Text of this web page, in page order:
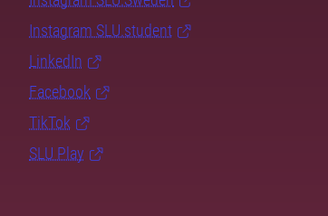
Instagram SLU.student
LinkedIn
Facebook
TikTok
SLU Play